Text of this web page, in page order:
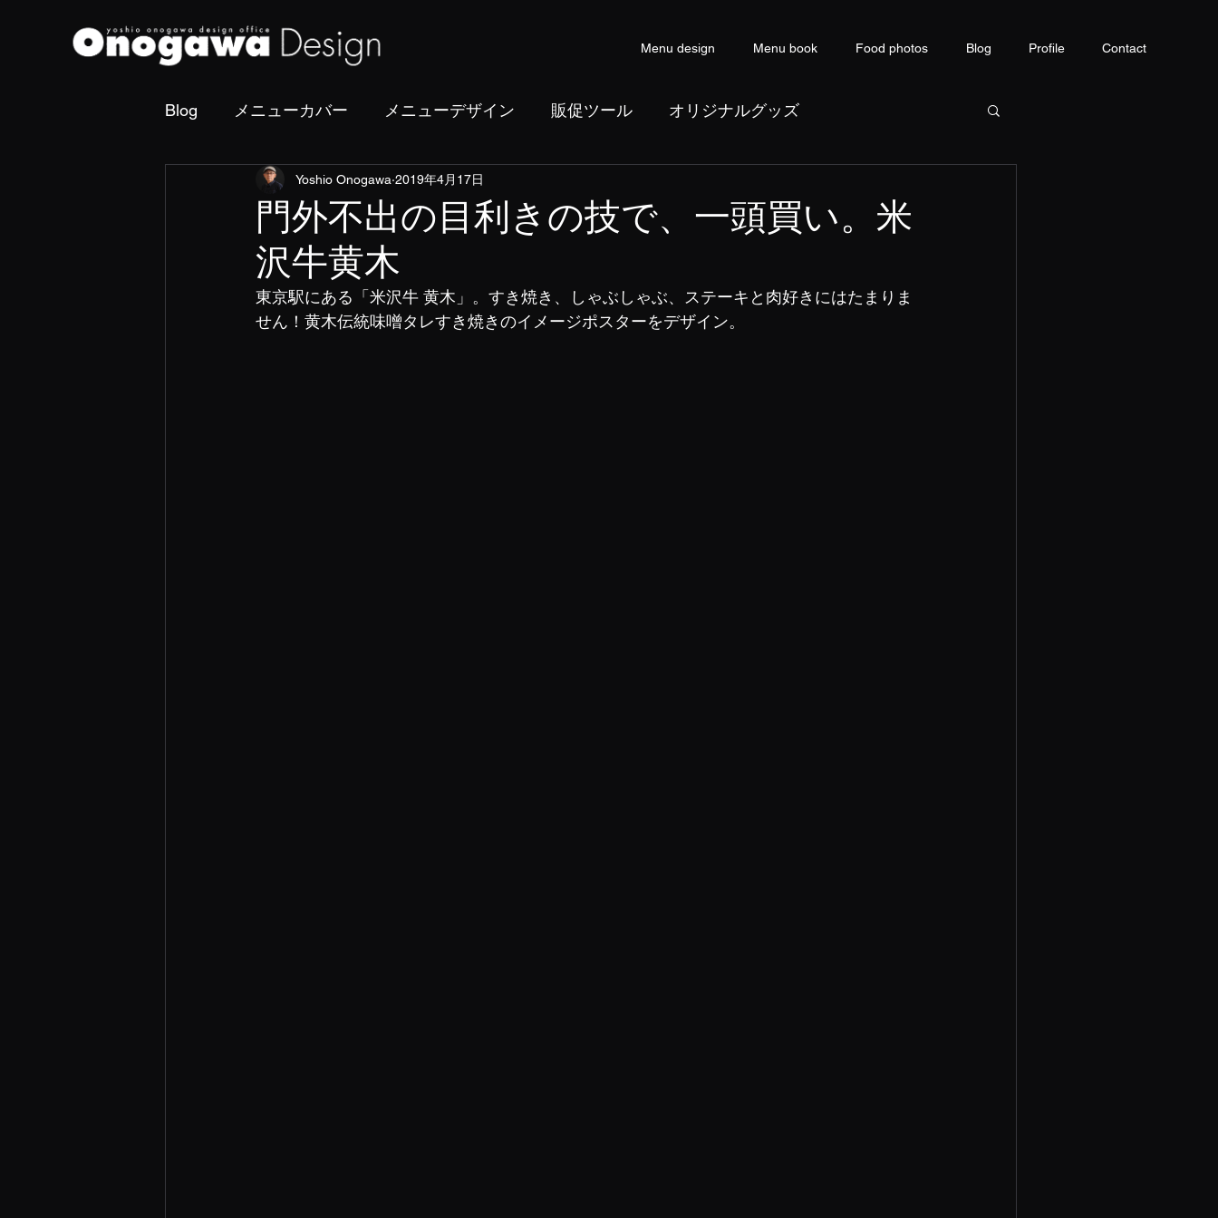
Menu design Menu book Food photos Blog Profile Contact
Blog メニューカバー メニューデザイン 販促ツール オリジナルグッズ
撮影・フォトディレクション コピーライティング
門外不出の目利きの技で、一頭買い。米
沢牛黄木
Yoshio Onogawa 2019年4月17日
東京駅にある「米沢牛 黄木」。すき焼き、しゃぶしゃぶ、ステーキと肉好きにはたまりま
せん！黄木伝統味噌タレすき焼きのイメージポスターをデザイン。